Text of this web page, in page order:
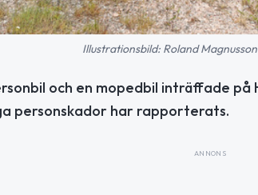
Illustrationsbild: Roland
och en mopedbil inträffade
personskador har rapporterats.
ANNONS